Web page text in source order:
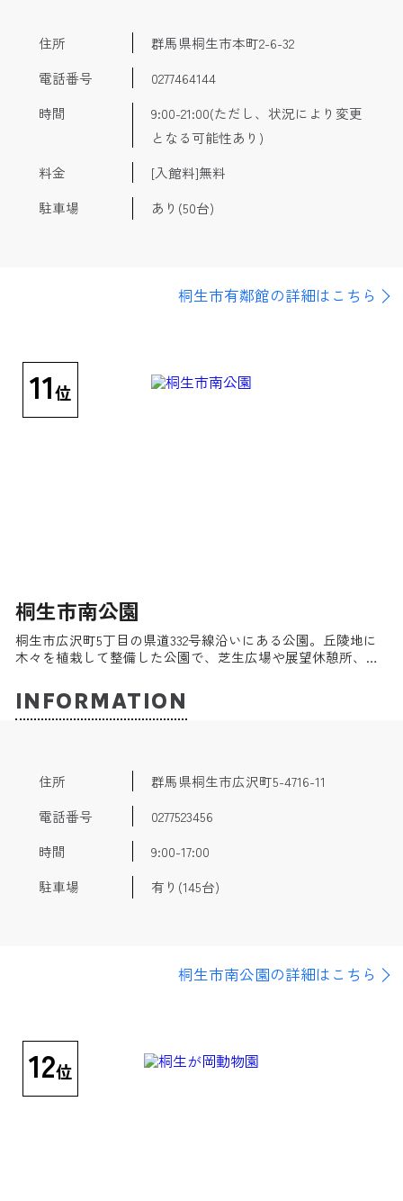
住所
群馬県桐生市本町2-6-32
電話番号
0277464144
時間
9:00-21:00(ただし、状況により変更
となる可能性あり)
料金
[入館料]無料
駐車場
あり(50台)
桐生市有鄰館の詳細はこちら
11位
桐生市南公園
桐生市広沢町5丁目の県道332号線沿いにある公園。丘陵地に
木々を植栽して整備した公園で、芝生広場や展望休憩所、野
ニスコート、ソフトボール1面分の運動広場などのスポーツ施
設を備える。2月から3月には600本を超える梅林が開花し、梅
まつりも開催される。
INFORMATION
住所
群馬県桐生市広沢町5-4716-11
電話番号
0277523456
時間
9:00-17:00
駐車場
有り(145台)
桐生市南公園の詳細はこちら
12位